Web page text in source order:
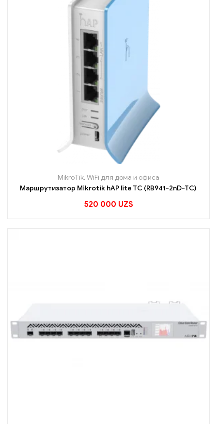
MikroTik,WiFi для дома и офиса
Маршрутизатор Mikrotik hAP lite TC (RB941-2nD-TC)
520 000 UZS